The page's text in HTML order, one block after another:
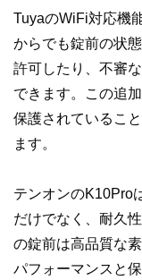
TuyaのWiFi対応機
からでも錠前の状
許可したり、不審
できます。この追
保護されているこ
ます。
テンオンのK10Pro
だけでなく、耐久
の錠前は高品質な
パフォーマンスと